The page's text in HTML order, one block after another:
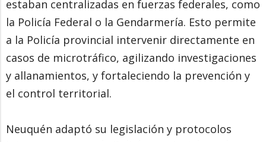
estaban centralizadas en fuerzas federales, como
la Policía Federal o la Gendarmería. Esto permite
a la Policía provincial intervenir directamente en
casos de microtráfico, agilizando investigaciones
y allanamientos, y fortaleciendo la prevención y
el control territorial.
Neuquén adaptó su legislación y protocolos